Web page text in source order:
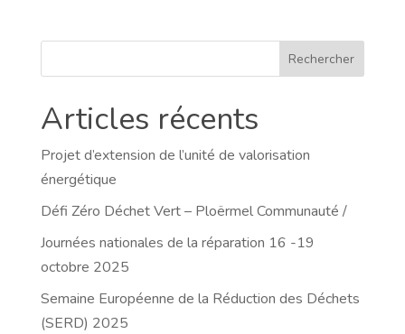
Rechercher
Articles récents
Projet d’extension de l’unité de valorisation
énergétique
Défi Zéro Déchet Vert – Ploërmel Communauté /
Journées nationales de la réparation 16 -19
octobre 2025
Semaine Européenne de la Réduction des Déchets
(SERD) 2025